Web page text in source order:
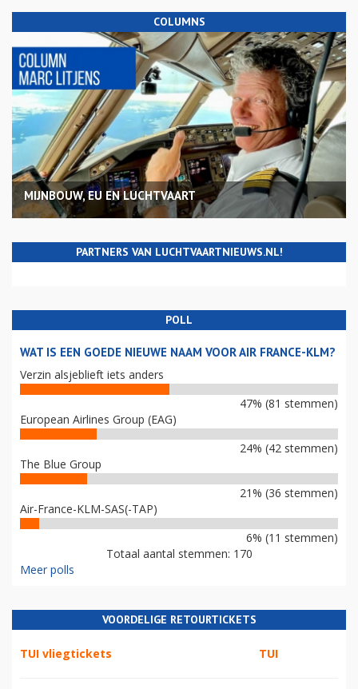
COLUMNS
MIJNBOUW, EU EN LUCHTVAART
PARTNERS VAN LUCHTVAARTNIEUWS.NL!
POLL
WAT IS EEN GOEDE NIEUWE NAAM VOOR AIR FRANCE-KLM?
Verzin alsjeblieft iets anders
47% (81 stemmen)
European Airlines Group (EAG)
24% (42 stemmen)
The Blue Group
21% (36 stemmen)
Air-France-KLM-SAS(-TAP)
6% (11 stemmen)
Totaal aantal stemmen: 170
Meer polls
VOORDELIGE RETOURTICKETS
TUI vliegtickets TUI